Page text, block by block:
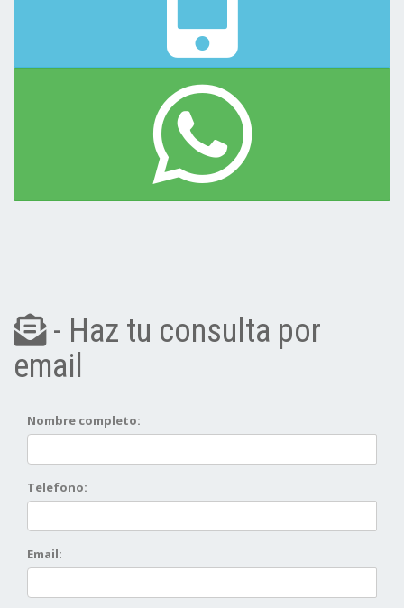
- Haz tu consulta por
email
Nombre completo:
Telefono:
Email: